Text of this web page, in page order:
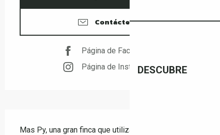
DESCUBRE
Contáctenos
Página de Facebook
Página de Instagram
Mas Py, una gran finca que utiliza métodos de